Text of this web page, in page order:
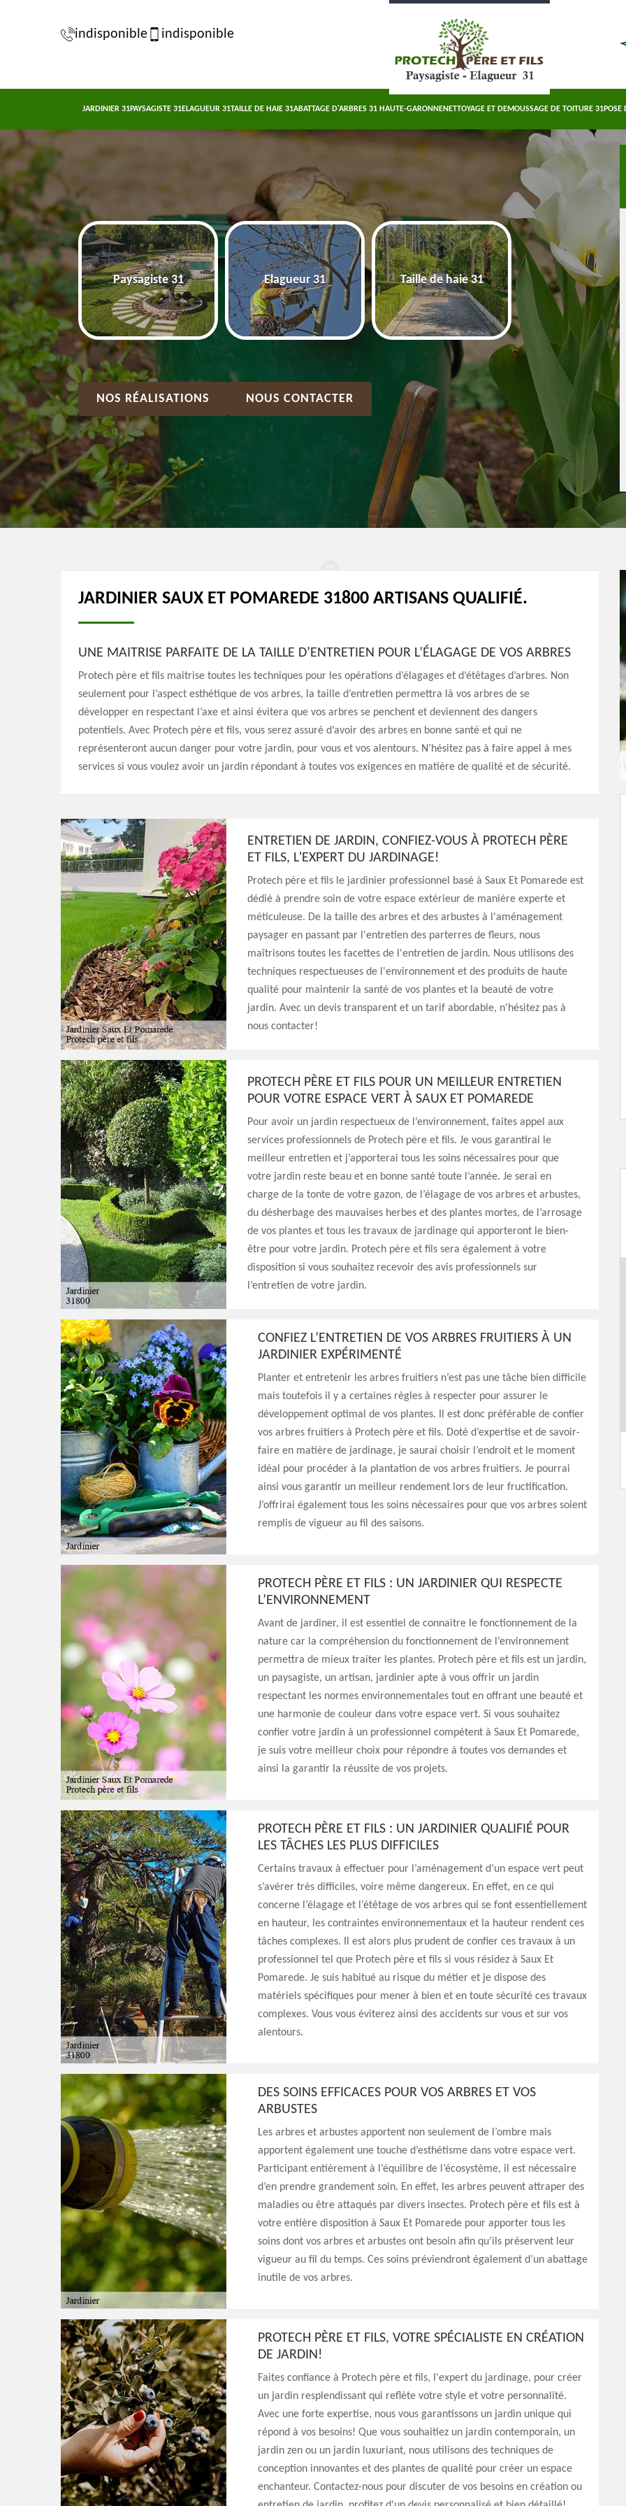
indisponible indisponible
JARDINIER 31PAYSAGISTE 31ELAGUEUR 31TAILLE DE HAIE 31ABATTAGE D'ARBRES 31 HAUTE-GARONNENETTOYAGE ET DEMOUSSAGE DE TOITURE 31POSE
31 Paysagiste 31 Elagueur 31 Taille de haie 31
Abattage d'arbres
Haute-Garonne
NOS RÉALISATIONS NOUS CONTACTER
JARDINIER SAUX ET POMAREDE 31800 ARTISANS QUALIFIÉ.
UNE MAITRISE PARFAITE DE LA TAILLE D’ENTRETIEN POUR L’ÉLAGAGE DE VOS ARBRES
Protech père et fils maitrise toutes les techniques pour les opérations d’élagages et d’étêtages d’arbres. Non
seulement pour l’aspect esthétique de vos arbres, la taille d’entretien permettra là vos arbres de se
développer en respectant l’axe et ainsi évitera que vos arbres se penchent et deviennent des dangers
potentiels. Avec Protech père et fils, vous serez assuré d’avoir des arbres en bonne santé et qui ne
représenteront aucun danger pour votre jardin, pour vous et vos alentours. N’hésitez pas à faire appel à mes
services si vous voulez avoir un jardin répondant à toutes vos exigences en matière de qualité et de sécurité.
ENTRETIEN DE JARDIN, CONFIEZ-VOUS À PROTECH PÈRE
ET FILS, L'EXPERT DU JARDINAGE!
Protech père et fils le jardinier professionnel basé à Saux Et Pomarede est
dédié à prendre soin de votre espace extérieur de manière experte et
méticuleuse. De la taille des arbres et des arbustes à l'aménagement
paysager en passant par l'entretien des parterres de fleurs, nous
maîtrisons toutes les facettes de l'entretien de jardin. Nous utilisons des
techniques respectueuses de l'environnement et des produits de haute
qualité pour maintenir la santé de vos plantes et la beauté de votre
jardin. Avec un devis transparent et un tarif abordable, n'hésitez pas à
nous contacter!
PROTECH PÈRE ET FILS POUR UN MEILLEUR ENTRETIEN
POUR VOTRE ESPACE VERT À SAUX ET POMAREDE
Pour avoir un jardin respectueux de l’environnement, faites appel aux
services professionnels de Protech père et fils. Je vous garantirai le
meilleur entretien et j’apporterai tous les soins nécessaires pour que
votre jardin reste beau et en bonne santé toute l’année. Je serai en
charge de la tonte de votre gazon, de l’élagage de vos arbres et arbustes,
du désherbage des mauvaises herbes et des plantes mortes, de l’arrosage
de vos plantes et tous les travaux de jardinage qui apporteront le bien-
être pour votre jardin. Protech père et fils sera également à votre
disposition si vous souhaitez recevoir des avis professionnels sur
l’entretien de votre jardin.
CONFIEZ L’ENTRETIEN DE VOS ARBRES FRUITIERS À UN
JARDINIER EXPÉRIMENTÉ
Planter et entretenir les arbres fruitiers n’est pas une tâche bien difficile
mais toutefois il y a certaines règles à respecter pour assurer le
développement optimal de vos plantes. Il est donc préférable de confier
vos arbres fruitiers à Protech père et fils. Doté d’expertise et de savoir-
faire en matière de jardinage, je saurai choisir l’endroit et le moment
idéal pour procéder à la plantation de vos arbres fruitiers. Je pourrai
ainsi vous garantir un meilleur rendement lors de leur fructification.
J’offrirai également tous les soins nécessaires pour que vos arbres soient
remplis de vigueur au fil des saisons.
PROTECH PÈRE ET FILS : UN JARDINIER QUI RESPECTE
L’ENVIRONNEMENT
Avant de jardiner, il est essentiel de connaitre le fonctionnement de la
nature car la compréhension du fonctionnement de l’environnement
permettra de mieux traiter les plantes. Protech père et fils est un jardin,
un paysagiste, un artisan, jardinier apte à vous offrir un jardin
respectant les normes environnementales tout en offrant une beauté et
une harmonie de couleur dans votre espace vert. Si vous souhaitez
confier votre jardin à un professionnel compétent à Saux Et Pomarede,
je suis votre meilleur choix pour répondre à toutes vos demandes et
ainsi la garantir la réussite de vos projets.
PROTECH PÈRE ET FILS : UN JARDINIER QUALIFIÉ POUR
LES TÂCHES LES PLUS DIFFICILES
Certains travaux à effectuer pour l’aménagement d’un espace vert peut
s’avérer très difficiles, voire même dangereux. En effet, en ce qui
concerne l’élagage et l’étêtage de vos arbres qui se font essentiellement
en hauteur, les contraintes environnementaux et la hauteur rendent ces
tâches complexes. Il est alors plus prudent de confier ces travaux à un
professionnel tel que Protech père et fils si vous résidez à Saux Et
Pomarede. Je suis habitué au risque du métier et je dispose des
matériels spécifiques pour mener à bien et en toute sécurité ces travaux
complexes. Vous vous éviterez ainsi des accidents sur vous et sur vos
alentours.
DES SOINS EFFICACES POUR VOS ARBRES ET VOS
ARBUSTES
Les arbres et arbustes apportent non seulement de l’ombre mais
apportent également une touche d’esthétisme dans votre espace vert.
Participant entièrement à l’équilibre de l’écosystème, il est nécessaire
d’en prendre grandement soin. En effet, les arbres peuvent attraper des
maladies ou être attaqués par divers insectes. Protech père et fils est à
votre entière disposition à Saux Et Pomarede pour apporter tous les
soins dont vos arbres et arbustes ont besoin afin qu’ils préservent leur
vigueur au fil du temps. Ces soins préviendront également d’un abattage
inutile de vos arbres.
PROTECH PÈRE ET FILS, VOTRE SPÉCIALISTE EN CRÉATION
DE JARDIN!
Faites confiance à Protech père et fils, l'expert du jardinage, pour créer
un jardin resplendissant qui reflète votre style et votre personnalité.
Avec une forte expertise, nous vous garantissons un jardin unique qui
répond à vos besoins! Que vous souhaitiez un jardin contemporain, un
jardin zen ou un jardin luxuriant, nous utilisons des techniques de
conception innovantes et des plantes de qualité pour créer un espace
enchanteur. Contactez-nous pour discuter de vos besoins en création ou